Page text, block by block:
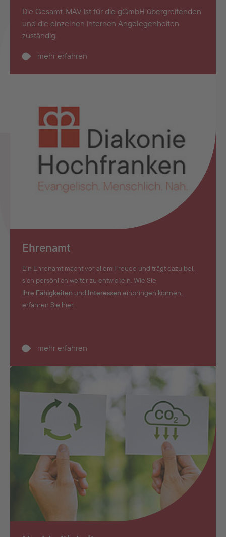
Die Gesamt-MAV ist für die gGmbH übergreifenden
und die einzelnen internen Angelegenheiten
zuständig.
mehr erfahren
Ehrenamt
Ein Ehrenamt macht vor allem Freude und trägt dazu bei,
sich persönlich weiter zu entwickeln. Wie Sie
Ihre Fähigkeiten und Interessen einbringen können,
erfahren Sie hier.
mehr erfahren